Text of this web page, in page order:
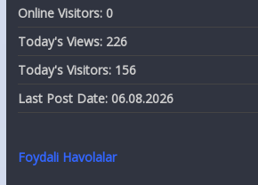
Online Visitors: 0
Today's Views: 226
Today's Visitors: 156
Last Post Date: 06.08.2026
Foydali Havolalar